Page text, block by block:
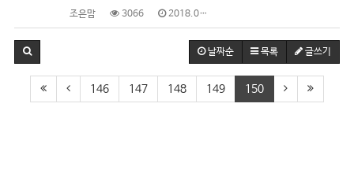
조은맘 3066 2018.03.07
날짜순 목록 글쓰기
146 147 148 149 150